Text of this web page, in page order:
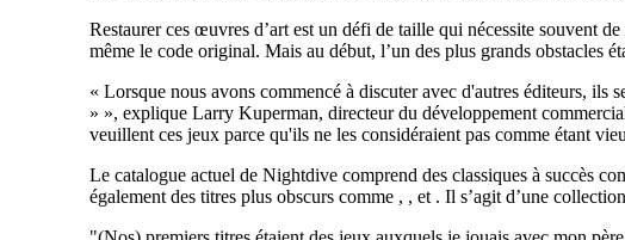
Restaurer ces œuvres d’art est un défi de taille qui nécessite souvent
même le code original. Mais au début, l’un des plus grands obstacles
« Lorsque nous avons commencé à discuter avec d'autres éditeurs,
» », explique Larry Kuperman, directeur du développement
veuillent ces jeux parce qu'ils ne les considéraient pas comme étant
Le catalogue actuel de Nightdive comprend des classiques à succès
également des titres plus obscurs comme , , et . Il s’agit d’une